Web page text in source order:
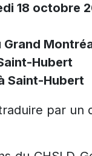
18 octobre
Hubert
Saint-Hubert
par un